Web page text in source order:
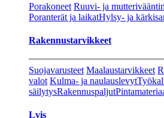
Porakoneet Ruuvi- ja
Poranterät ja laikatHylsy- ja
Rakennustarvikkeet
Suojavarusteet Maalaustarvikkeet
valot Kulma- ja naulauslevyt
säilytysRakennuspaljut
Lvis